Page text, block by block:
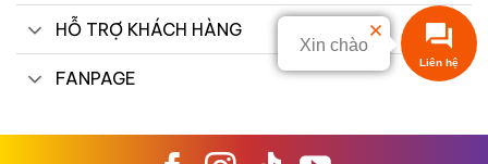
Liên hệ
Xin chào
HỖ TRỢ KHÁCH HÀNG
FANPAGE